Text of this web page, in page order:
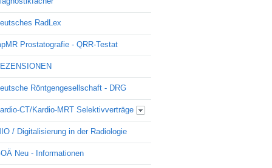
RadLex
Prostatografie - QRR-Testat
Röntgengesellschaft - DRG
CT/Kardio-MRT Selektivverträge
/ Digitalisierung in der Radiologie
Neu - Informationen